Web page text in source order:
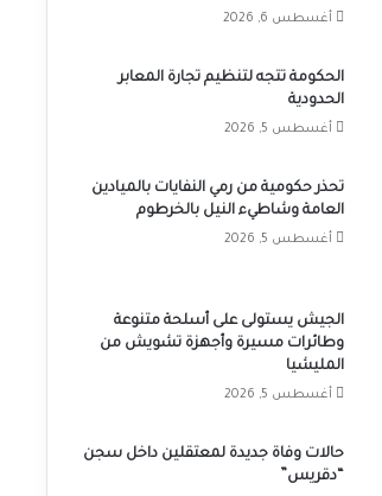
أغسطس 6, 2026
الحكومة تتجه لتنظيم تجارة المعابر
الحدودية
أغسطس 5, 2026
تحذر حكومية من رمي النفايات بالميادين
العامة وشاطيء النيل بالخرطوم
أغسطس 5, 2026
الجيش يستولى على أسلحة متنوعة
وطائرات مسيرة وأجهزة تشويش من
المليشيا
أغسطس 5, 2026
حالات وفاة جديدة لمعتقلين داخل سجن
“دقريس”